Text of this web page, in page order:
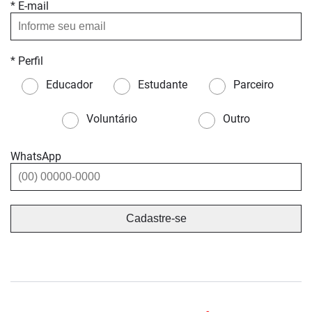
* E-mail
* Perfil
Educador
Estudante Parceiro
Voluntário Outro
WhatsApp